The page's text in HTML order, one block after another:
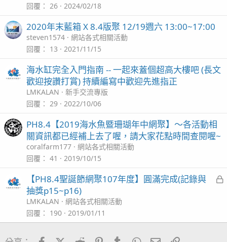
回覆
26 2024/02/18
2020年末藍箱 X 8.4版聚 12/19週六 13:00~17:00
steven1574
網站各式相關活動
回覆
13 2021/11/15
海水缸完全入門指南 -- 一起來蓋個超高大樓吧 (長文
歡迎按讚打賞) 持續編寫中歡迎先進指正
LMKALAN
新手交流專版
回覆
29 2022/10/06
PH8.4【2019海水魚暨珊瑚年中網聚】～各活動相
關資訊都已經補上去了喔，請大家花點時間查閱喔~
coralfarm177
網站各式相關活動
回覆
41 2019/10/15
【PH8.4聖誕節網聚107年度】圓滿完成(記錄與
抽獎p15~p16)
LMKALAN
網站各式相關活動
回覆
190 2019/01/11